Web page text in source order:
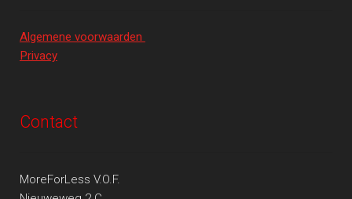
Algemene voorwaarden
Privacy
Contact
MoreForLess V.O.F.